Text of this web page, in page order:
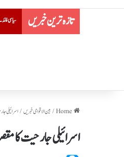
تازہ ترین خبریں
سیاسی فائدے کے لیے مسلمانوں اور مدارس کو نشانہ بنایا جا رہا ہے: ارشد
/ بین الاقوامی خبریں/اسرائیلی
اسرائیلی جارحیت کا